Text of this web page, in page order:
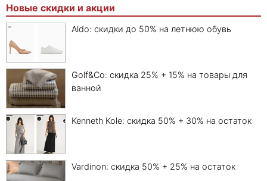
Новые скидки и акции
Aldo: скидки до 50% на летнюю обувь
Golf&Co: скидка 25% + 15% на товары для
ванной
Kenneth Kole: скидка 50% + 30% на остаток
Vardinon: скидка 50% + 25% на остаток